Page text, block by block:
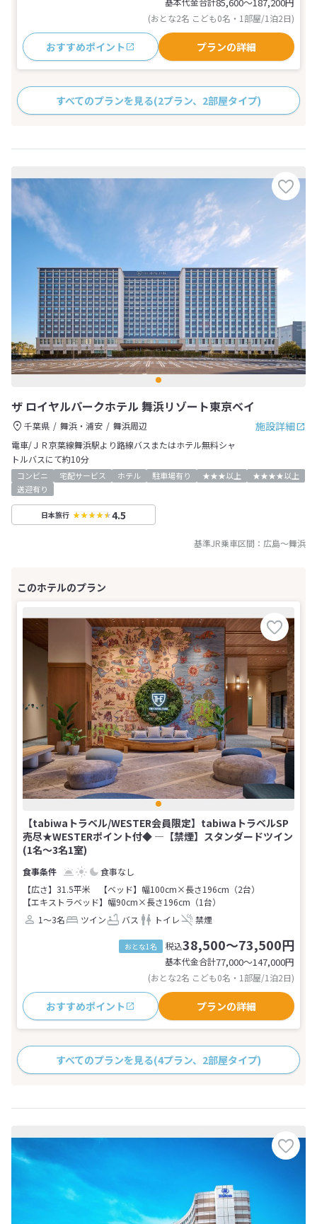
(おとな2名 こども0名・1部屋/1泊2日)
おすすめポイント プランの詳細
すべてのプランを見る(2プラン、2部屋タイプ)
ザ ロイヤルパークホテル 舞浜リゾート東京ベイ
施設詳細
千葉県 舞浜・浦安
舞浜周辺
電車/ＪＲ京葉線舞浜駅より路線バスまたはホテル無料シャ
トルバスにて約10分
コンビニ 宅配サービス ホテル 駐車場有り ★★★以上
★★★★以上
送迎有り
日本旅行 4.5
基準JR乗車区間： 広島～舞浜
【tabiwaトラベル/WESTER会員限定】tabiwaトラベルSP
売尽★WESTERポイント付◆ ―【禁煙】スタンダードツイン
(1名～3名1室)
食事なし
【広さ】31.5平米
【ベッド】幅100cm×長さ196cm（2台）
【エキストラベッド】幅90cm×長さ196cm（1台）
1～3名
ツイン バス トイレ 禁煙
おとな1名 税込38,500～73,500円
基本代金合計77,000〜147,000円
(おとな2名 こども0名・1部屋/1泊2日)
おすすめポイント プランの詳細
すべてのプランを見る(4プラン、2部屋タイプ)